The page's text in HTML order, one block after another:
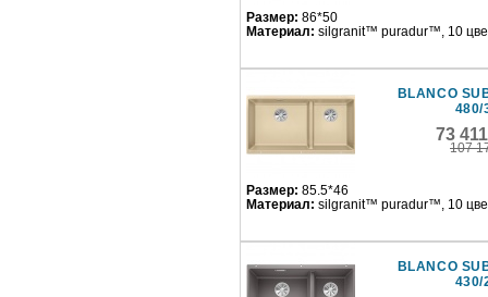
Размер: 86*50
Материал: silgranit™ puradur™, 10
BLANCO
480/
73
107
Размер: 85.5*46
Материал: silgranit™ puradur™, 10
BLANCO
430/